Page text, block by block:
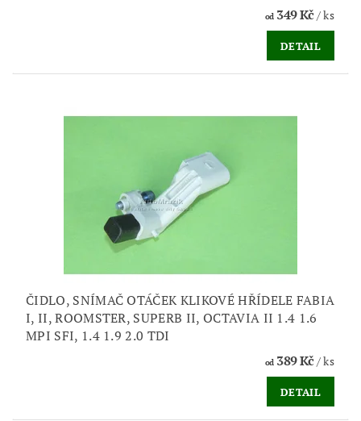
od349 Kč/ ks
DETAIL
ČIDLO, SNÍMAČ OTÁČEK KLIKOVÉ HŘÍDELE FABIA
I, II, ROOMSTER, SUPERB II, OCTAVIA II 1.4 1.6
MPI SFI, 1.4 1.9 2.0 TDI
od389 Kč/ ks
DETAIL